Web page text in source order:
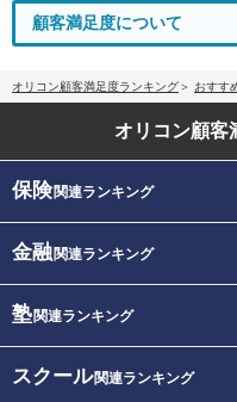
顧客満足度について
オリコン顧客満足度ランキング おすす
オリコン顧客
保険関連ランキング
金融関連ランキング
塾関連ランキング
スクール関連ランキング